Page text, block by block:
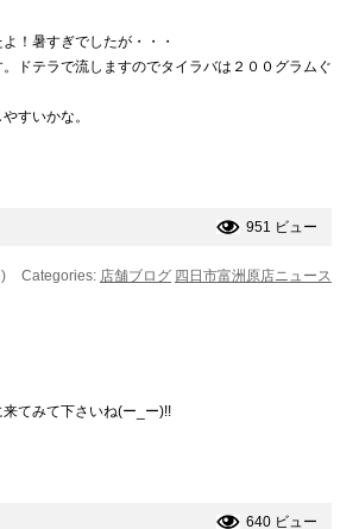
！暑すぎでしたが・・・
ドテラで流しますのでタイラバは２００グラムぐ
すいかな。
951 ビュー
Categories: 店舗ブログ 四日市富洲原店ニュース
てみて下さいね(ー_ー)!!
640 ビュー